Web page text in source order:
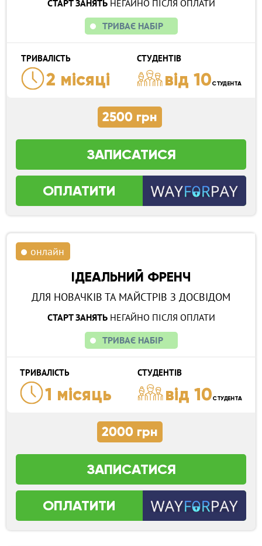
СТАРТ ЗАНЯТЬНЕГАЙНО ПІСЛЯ ОПЛАТИ
ТРИВАЄ НАБІР
ТРИВАЛІСТЬ
2 місяці
СТУДЕНТІВ
від 10СТУДЕНТА
2500 грн
ЗАПИСАТИСЯ
ОПЛАТИТИ
онлайн
ІДЕАЛЬНИЙ ФРЕНЧ
ДЛЯ НОВАЧКІВ ТА МАЙСТРІВ З ДОСВІДОМ
СТАРТ ЗАНЯТЬНЕГАЙНО ПІСЛЯ ОПЛАТИ
ТРИВАЄ НАБІР
ТРИВАЛІСТЬ
1 місяць
СТУДЕНТІВ
від 10СТУДЕНТА
2000 грн
ЗАПИСАТИСЯ
ОПЛАТИТИ